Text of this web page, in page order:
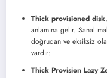
Thick provisioned disk
anlamına gelir. Sanal
doğrudan ve eksiksiz
vardır:
Thick Provision Lazy